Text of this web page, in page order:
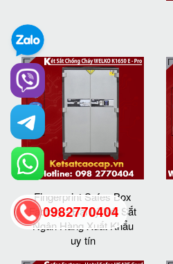
Fingerprint Safes Box
Factory - Đại Lý Két Sắt
Ngân Hàng Xuất Khẩu
uy tín
0982770404